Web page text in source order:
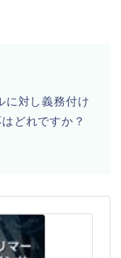
に対し義務付け
どれですか？